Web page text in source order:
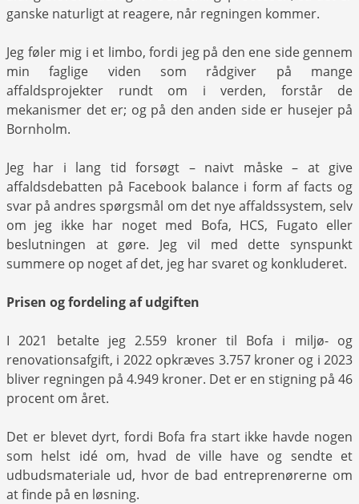
ganske naturligt at reagere, når regningen kommer.
Jeg føler mig i et limbo, fordi jeg på den ene side gennem
min faglige viden som rådgiver på mange
affaldsprojekter rundt om i verden, forstår de
mekanismer det er; og på den anden side er husejer på
Bornholm.
Jeg har i lang tid forsøgt – naivt måske – at give
affaldsdebatten på Facebook balance i form af facts og
svar på andres spørgsmål om det nye affaldssystem, selv
om jeg ikke har noget med Bofa, HCS, Fugato eller
beslutningen at gøre. Jeg vil med dette synspunkt
summere op noget af det, jeg har svaret og konkluderet.
Prisen og fordeling af udgiften
I 2021 betalte jeg 2.559 kroner til Bofa i miljø- og
renovationsafgift, i 2022 opkræves 3.757 kroner og i 2023
bliver regningen på 4.949 kroner. Det er en stigning på 46
procent om året.
Det er blevet dyrt, fordi Bofa fra start ikke havde nogen
som helst idé om, hvad de ville have og sendte et
udbudsmateriale ud, hvor de bad entreprenørerne om
at finde på en løsning.